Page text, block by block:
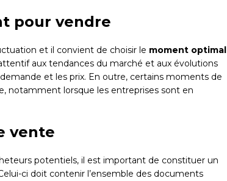
pour vendre
et il convient de choisir le moment optimal
aux tendances du marché et aux évolutions
et les prix. En outre, certains moments de
notamment lorsque les entreprises sont en
vente
potentiels, il est important de constituer un
ci doit contenir l’ensemble des documents